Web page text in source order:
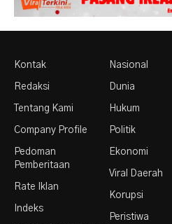
Kontak
Redaksi
Tentang Kami
Company Profile
Pedoman
Pemberitaan
Rate Iklan
Indeks
Nasional
Dunia
Hukum
Politik
Ekonomi
Viral Daerah
Korupsi
Peristiwa